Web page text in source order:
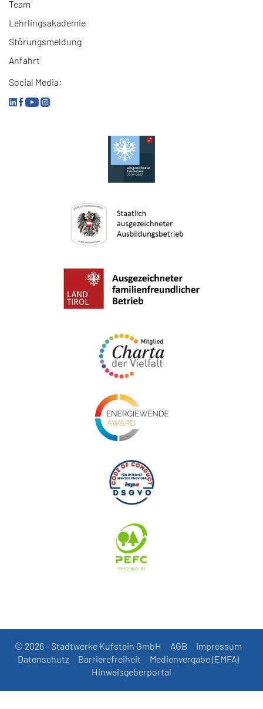
Team
Lehrlingsakademie
Störungsmeldung
Anfahrt
Social Media:
© 2026 - Stadtwerke Kufstein GmbH AGB
Impressum
Datenschutz
Barrierefreiheit
Medienvergabe (EMFA)
Hinweisgeberportal